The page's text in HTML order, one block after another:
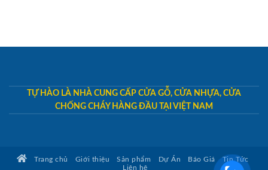
TỰ HÀO LÀ NHÀ CUNG CẤP CỬA GỖ, CỬA NHỰA, CỬA
CHỐNG CHÁY HÀNG ĐẦU TẠI VIỆT NAM
Trang chủ Giới thiệu Sản phẩm Dự Án Báo Giá
Tin Tức
Liên hệ